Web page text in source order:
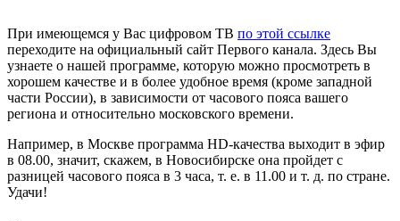
При имеющемся у Вас цифровом ТВ по этой ссылке
переходите на официальный сайт Первого канала. Здесь Вы
узнаете о нашей программе, которую можно просмотреть в
хорошем качестве и в более удобное время (кроме западной
части России), в зависимости от часового пояса вашего
региона и относительно московского времени.
Например, в Москве программа HD-качества выходит в эфир
в 08.00, значит, скажем, в Новосибирске она пройдет с
разницей часового пояса в 3 часа, т. е. в 11.00 и т. д. по стране.
Удачи!